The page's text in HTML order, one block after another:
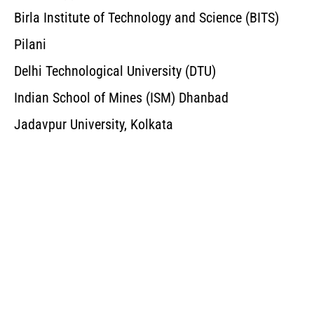
Birla Institute of Technology and Science (BITS)
Pilani
Delhi Technological University (DTU)
Indian School of Mines (ISM) Dhanbad
Jadavpur University, Kolkata